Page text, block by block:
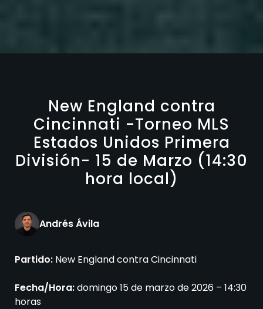
New England contra
Cincinnati -Torneo MLS
Estados Unidos Primera
División- 15 de Marzo (14:30
hora local)
Andrés Ávila
Partido: New England contra Cincinnati
Fecha/Hora:domingo 15 de marzo de 2026 – 14:30
horas